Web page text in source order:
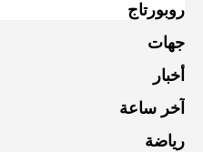
روبورتاج
جهات
أخبار
آخر ساعة
رياضة